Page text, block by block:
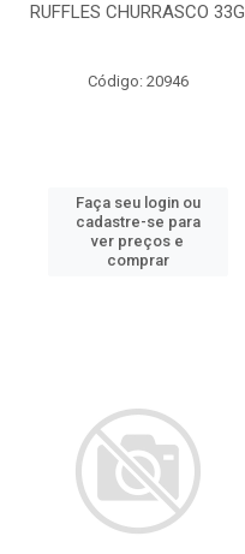
RUFFLES CHURRASCO 33G
Código: 20946
Faça seu login ou
cadastre-se para
ver preços e
comprar